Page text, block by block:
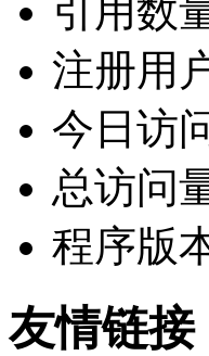
引用数
注册用
今日访
总访问
程序版
友情链接